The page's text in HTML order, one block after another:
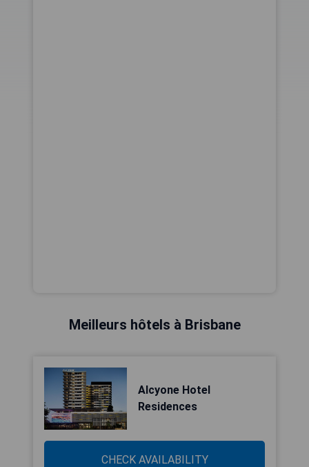
Meilleurs hôtels à Brisbane
Alcyone Hotel
Residences
CHECK AVAILABILITY